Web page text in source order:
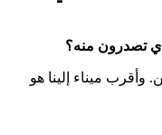
تصدرون منه؟
وأقرب ميناء إلينا هو